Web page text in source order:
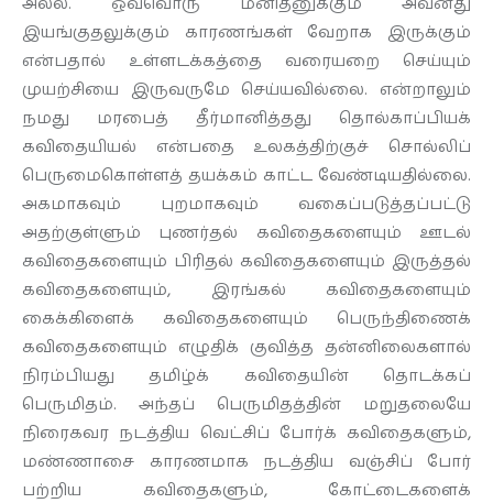
இயங்குதலுக்கும் காரணங்கள் வேறாக இருக்கும்
என்பதால் உள்ளடக்கத்தை வரையறை செய்யும்
முயற்சியை இருவருமே செய்யவில்லை. என்றாலும்
நமது மரபைத் தீர்மானித்தது தொல்காப்பியக்
கவிதையியல் என்பதை உலகத்திற்குச் சொல்லிப்
பெருமைகொள்ளத் தயக்கம் காட்ட வேண்டியதில்லை.
அகமாகவும் புறமாகவும் வகைப்படுத்தப்பட்டு
அதற்குள்ளும் புணர்தல் கவிதைகளையும் ஊடல்
கவிதைகளையும் பிரிதல் கவிதைகளையும் இருத்தல்
கவிதைகளையும், இரங்கல் கவிதைகளையும்
கைக்கிளைக் கவிதைகளையும் பெருந்திணைக்
கவிதைகளையும் எழுதிக் குவித்த தன்னிலைகளால்
நிரம்பியது தமிழ்க் கவிதையின் தொடக்கப்
பெருமிதம். அந்தப் பெருமிதத்தின் மறுதலையே
நிரைகவர நடத்திய வெட்சிப் போர்க் கவிதைகளும்,
மண்ணாசை காரணமாக நடத்திய வஞ்சிப் போர்
பற்றிய கவிதைகளும், கோட்டைகளைக்